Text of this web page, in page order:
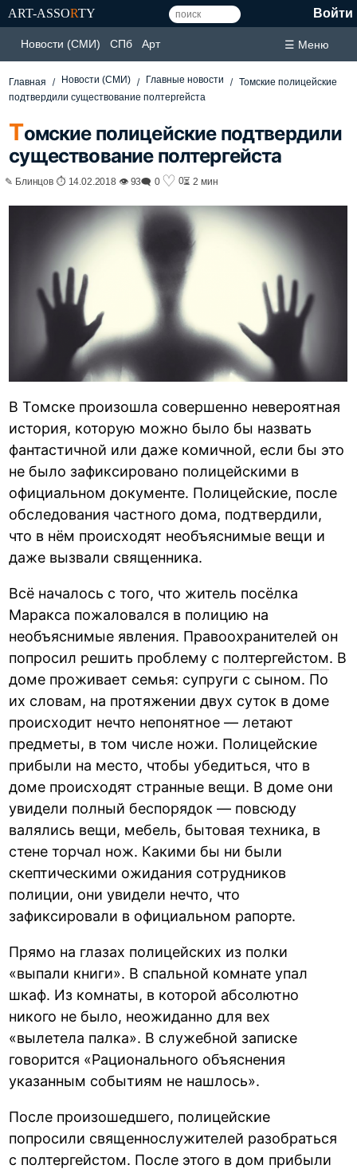
ART-ASSORTY Войти
Новости (СМИ) СПб Арт ☰ Меню
Главная Новости (СМИ) Главные новости
Томские полицейские
подтвердили существование полтергейста
Томские полицейские подтвердили
существование полтергейста
✎ Блинцов ⏱ 14.02.2018 👁 93🗨 0 ♡ 0⏳ 2 мин
В Томске произошла совершенно невероятная
история, которую можно было бы назвать
фантастичной или даже комичной, если бы это
не было зафиксировано полицейскими в
официальном документе. Полицейские, после
обследования частного дома, подтвердили,
что в нём происходят необъяснимые вещи и
даже вызвали священника.
Всё началось с того, что житель посёлка
Маракса пожаловался в полицию на
необъяснимые явления. Правоохранителей он
попросил решить проблему с полтергейстом. В
доме проживает семья: супруги с сыном. По
их словам, на протяжении двух суток в доме
происходит нечто непонятное — летают
предметы, в том числе ножи. Полицейские
прибыли на место, чтобы убедиться, что в
доме происходят странные вещи. В доме они
увидели полный беспорядок — повсюду
валялись вещи, мебель, бытовая техника, в
стене торчал нож. Какими бы ни были
скептическими ожидания сотрудников
полиции, они увидели нечто, что
зафиксировали в официальном рапорте.
Прямо на глазах полицейских из полки
«выпали книги». В спальной комнате упал
шкаф. Из комнаты, в которой абсолютно
никого не было, неожиданно для вех
«вылетела палка». В служебной записке
говорится «Рационального объяснения
указанным событиям не нашлось».
После произошедшего, полицейские
попросили священнослужителей разобраться
с полтергейстом. После этого в дом прибыли